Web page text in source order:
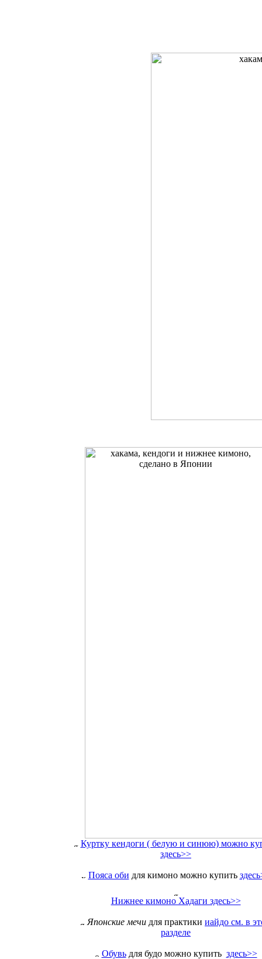
Куртку кендоги ( белую и синюю) можно
здесь>>
Пояса оби для кимоно можно купить
Нижнее кимоно Хадаги здесь>>
Японские мечи для практики иайдо см. в
разделе
Обувьдля будо можно купить здесь>>